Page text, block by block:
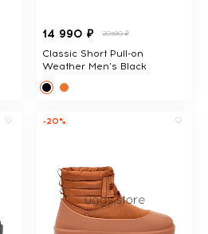
14 990 ₽ 20590 ₽
Classic Short Pull-on
Weather Men's Black
-20%